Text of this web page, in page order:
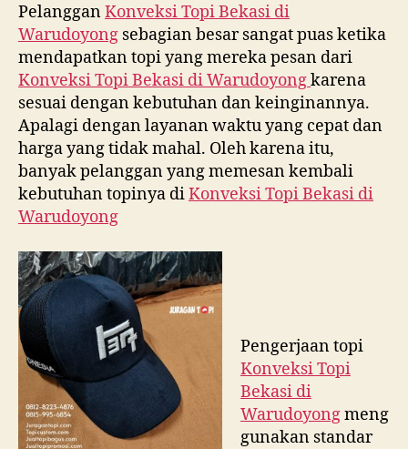
PelangganKonveksi Topi Bekasi di
Warudoyong sebagian besar sangat puas ketika
mendapatkan topi yang mereka pesan dari
Konveksi Topi Bekasi diWarudoyongkarena
sesuai dengan kebutuhan dan keinginannya.
Apalagi dengan layanan waktu yang cepat dan
harga yang tidak mahal. Oleh karena itu,
banyak pelanggan yang memesan kembali
kebutuhan topinya diKonveksi Topi Bekasi di
Warudoyong
Pengerjaan topi
Konveksi Topi
Bekasi di
Warudoyongmeng
gunakan standar